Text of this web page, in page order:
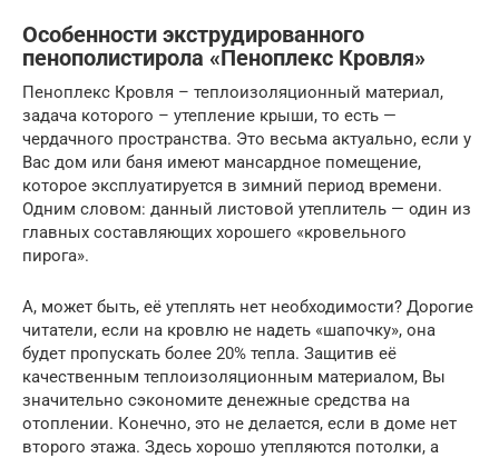
Особенности экструдированного
пенополистирола «Пеноплекс Кровля»
Пеноплекс Кровля – теплоизоляционный материал,
задача которого – утепление крыши, то есть —
чердачного пространства. Это весьма актуально, если у
Вас дом или баня имеют мансардное помещение,
которое эксплуатируется в зимний период времени.
Одним словом: данный листовой утеплитель — один из
главных составляющих хорошего «кровельного
пирога».
А, может быть, её утеплять нет необходимости? Дорогие
читатели, если на кровлю не надеть «шапочку», она
будет пропускать более 20% тепла. Защитив её
качественным теплоизоляционным материалом, Вы
значительно сэкономите денежные средства на
отоплении. Конечно, это не делается, если в доме нет
второго этажа. Здесь хорошо утепляются потолки, а